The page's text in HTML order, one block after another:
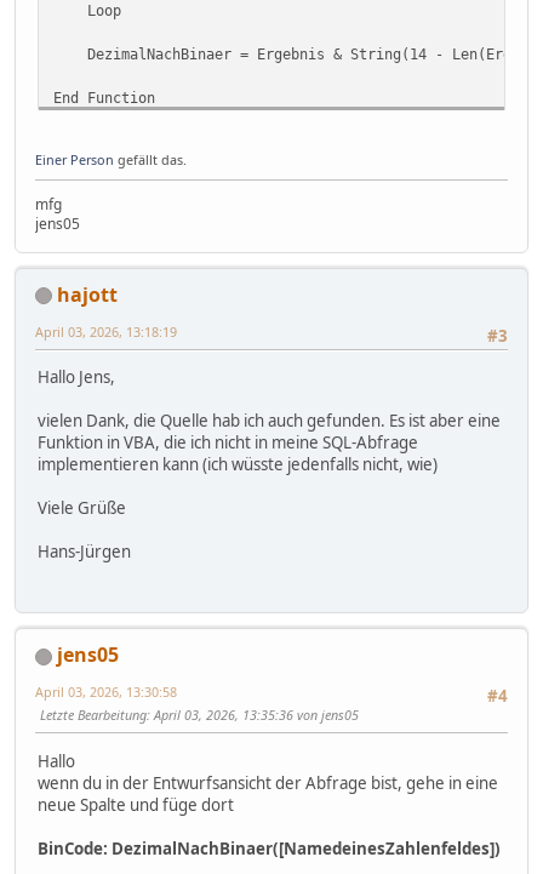
Loop
DezimalNachBinaer = Ergebnis & String(14 -
End Function
Einer Person gefällt das.
mfg
jens05
hajott
#3
April 03, 2026, 13:18:19
Hallo Jens,
vielen Dank, die Quelle hab ich auch gefunden. Es ist aber eine
Funktion in VBA, die ich nicht in meine SQL-Abfrage
implementieren kann (ich wüsste jedenfalls nicht, wie)
Viele Grüße
Hans-Jürgen
jens05
#4
April 03, 2026, 13:30:58
Letzte Bearbeitung: April 03, 2026, 13:35:36 von jens05
Hallo
wenn du in der Entwurfsansicht der Abfrage bist, gehe in eine
neue Spalte und füge dort
BinCode: DezimalNachBinaer([NamedeinesZahlenfeldes])